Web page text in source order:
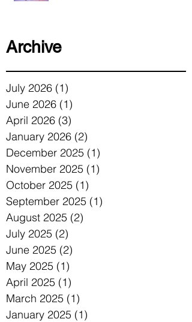
Archive
July 2026 (1)
June 2026 (1)
April 2026 (3)
January 2026 (2)
December 2025 (1)
November 2025 (1)
October 2025 (1)
September 2025 (1)
August 2025 (2)
July 2025 (2)
June 2025 (2)
May 2025 (1)
April 2025 (1)
March 2025 (1)
January 2025 (1)